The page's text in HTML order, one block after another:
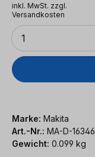
inkl. MwSt. zzgl.
Versandkosten
Anzahl
1
Marke: Makita
Art.-Nr.: MA-D-16346
Gewicht: 0.099 kg